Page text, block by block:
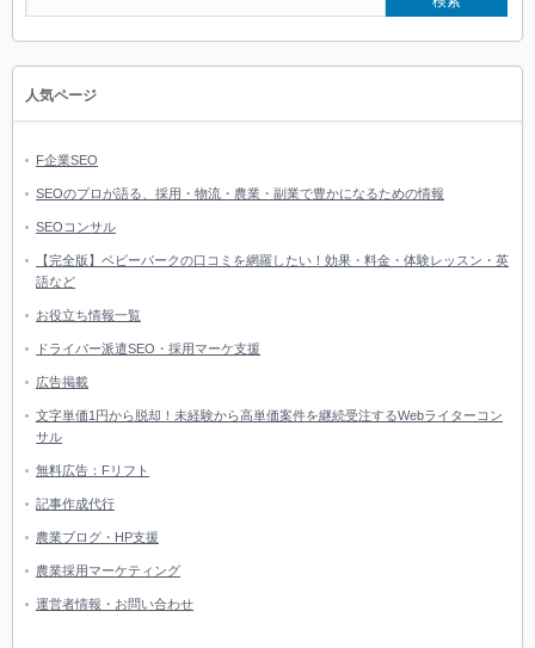
人気ページ
F企業SEO
SEOのプロが語る、採用・物流・農業・副業で豊かになるための情報
SEOコンサル
【完全版】ベビーパークの口コミを網羅したい！効果・料金・体験レッスン・英
語など
お役立ち情報一覧
ドライバー派遣SEO・採用マーケ支援
広告掲載
文字単価1円から脱却！未経験から高単価案件を継続受注するWebライターコン
サル
無料広告：Fリフト
記事作成代行
農業ブログ・HP支援
農業採用マーケティング
運営者情報・お問い合わせ